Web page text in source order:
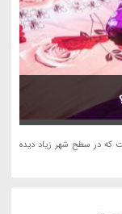
که در سطح شهر زیاد دیده